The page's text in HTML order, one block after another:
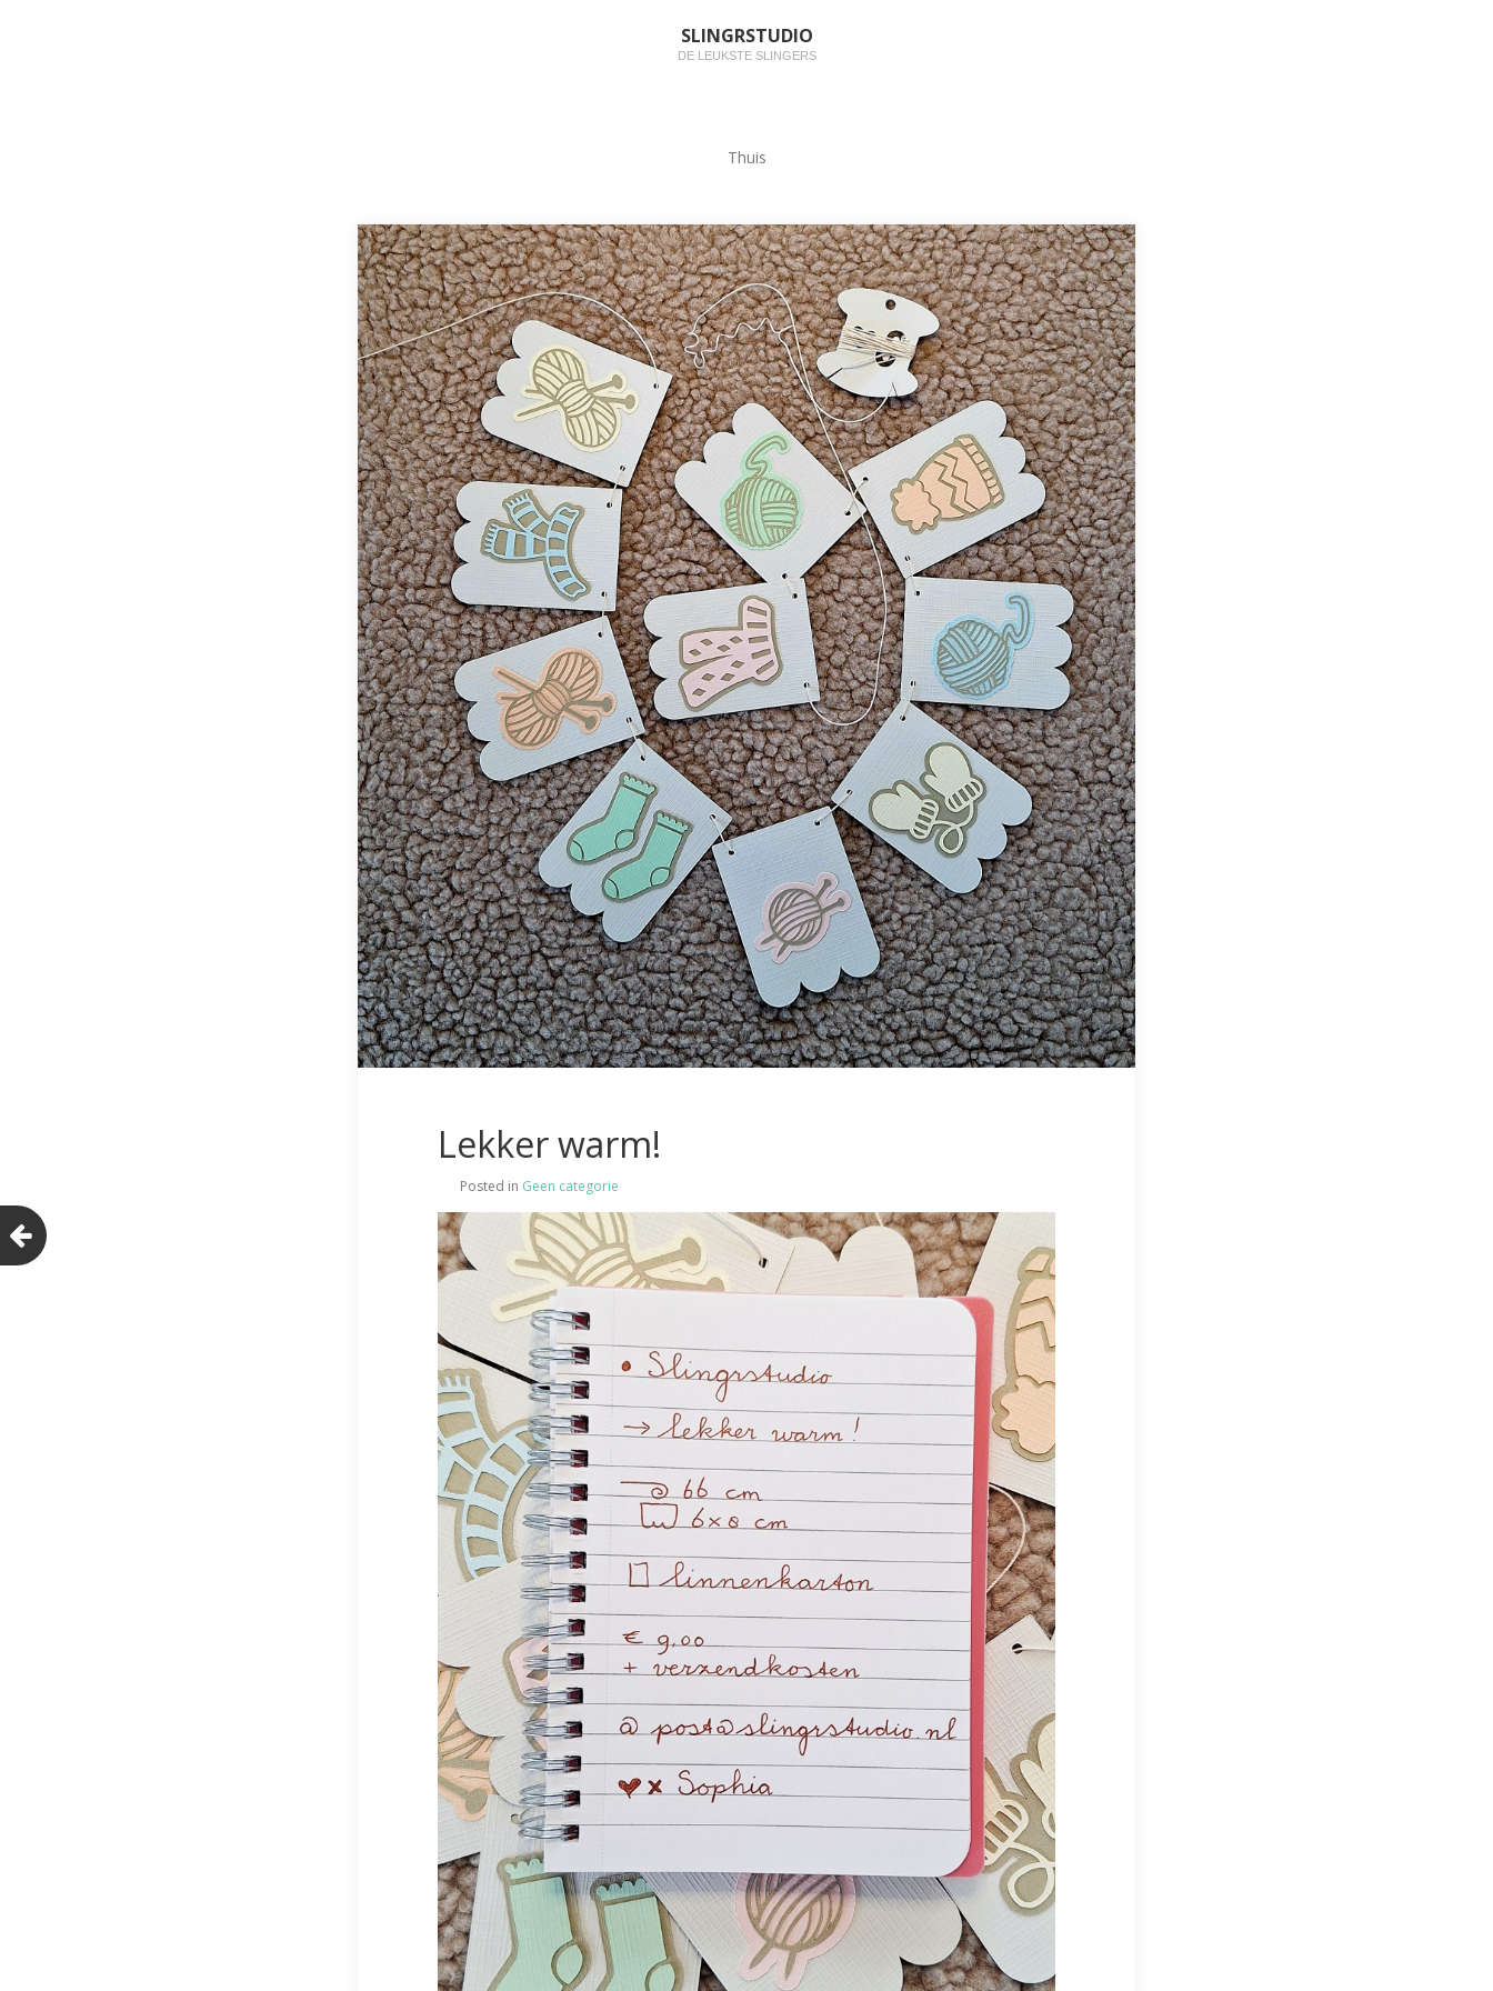
SLINGRSTUDIO
DE LEUKSTE SLINGERS
Thuis
Lekker warm!
Posted in Geen categorie